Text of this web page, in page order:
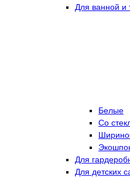
Для ванной и
Белые
Со
Для
Для детских